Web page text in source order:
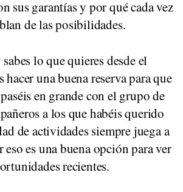
sus garantías y por qué cada vez
de las posibilidades.
lo que quieres desde el
una buena reserva para que
en grande con el grupo de
a los que habéis querido
de actividades siempre juega a
es una buena opción para ver
recientes.